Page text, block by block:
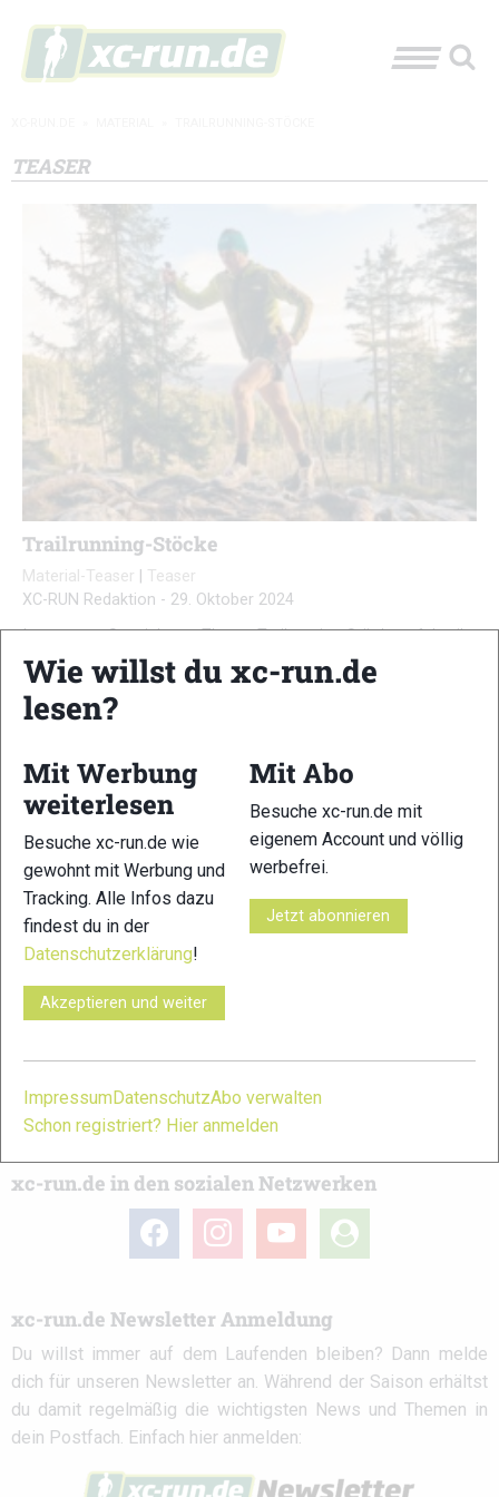
TEASER
Trailrunning-Stöcke
Material-Teaser
Teaser
XC-RUN Redaktion - 29. Oktober 2024
In unserem Special zum Thema Trailrunning-Stöcke erfahrt ihr
alles Wissenswerte rund um die Auf- und Abstiegshilfen für
Trailrunner. Zudem testen wir regelmäßig die aktuellen Modelle
…
xc-run.de ist DAS deutschsprachige Trailrunning-Portal mit
aktuellen News aus der Szene, einer Traildatenbank,
Trailrunning-Community und allem was du sonst noch über
deine Lieblingssportart wissen solltest.
ObTrailrunning-Anfänger oder Profi-Sportler, wir haben
immer ein offenes Ohr für dich! Du kannst uns jederzeit über
dasKontaktformularerreichen.
xc-run.de in den sozialen Netzwerken
facebook instagram youtube
user-
circle
xc-run.de Newsletter Anmeldung
Du willst immer auf dem Laufenden bleiben? Dann melde
dich für unseren Newsletter an. Während der Saison erhältst
du damit regelmäßig die wichtigsten News und Themen in
dein Postfach. Einfach hier anmelden:
Wie willst du xc-run.de
lesen?
Mit Werbung
weiterlesen
Besuche xc-run.de wie
gewohnt mit Werbung und
Tracking. Alle Infos dazu
findest du in der
Datenschutzerklärung!
Akzeptieren und weiter
Mit Abo
Besuche xc-run.de mit
eigenem Account und völlig
werbefrei.
Jetzt abonnieren
ImpressumDatenschutzAbo verwalten
Schon registriert? Hier anmelden